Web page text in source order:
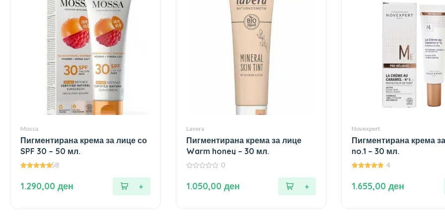
Mossa
Пигментирана крема за лице со
SPF 30 – 50 мл.
58
1.290,00 ден
Lavera
Пигментирана крема за лице
Warm honey – 30 мл.
5
0
1.050,00 ден
Novexpert
Пигментирана крема
no.1 – 30 мл.
4
1.655,00 ден